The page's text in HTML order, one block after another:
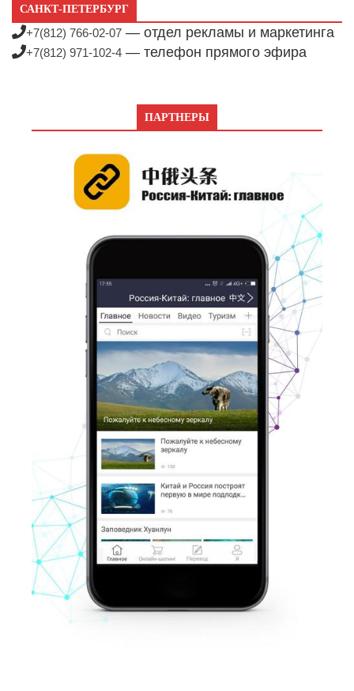
САНКТ-ПЕТЕРБУРГ
+7(812) 766-02-07 — отдел рекламы и маркетинга
+7(812) 971-102-4 — телефон прямого эфира
ПАРТНЕРЫ